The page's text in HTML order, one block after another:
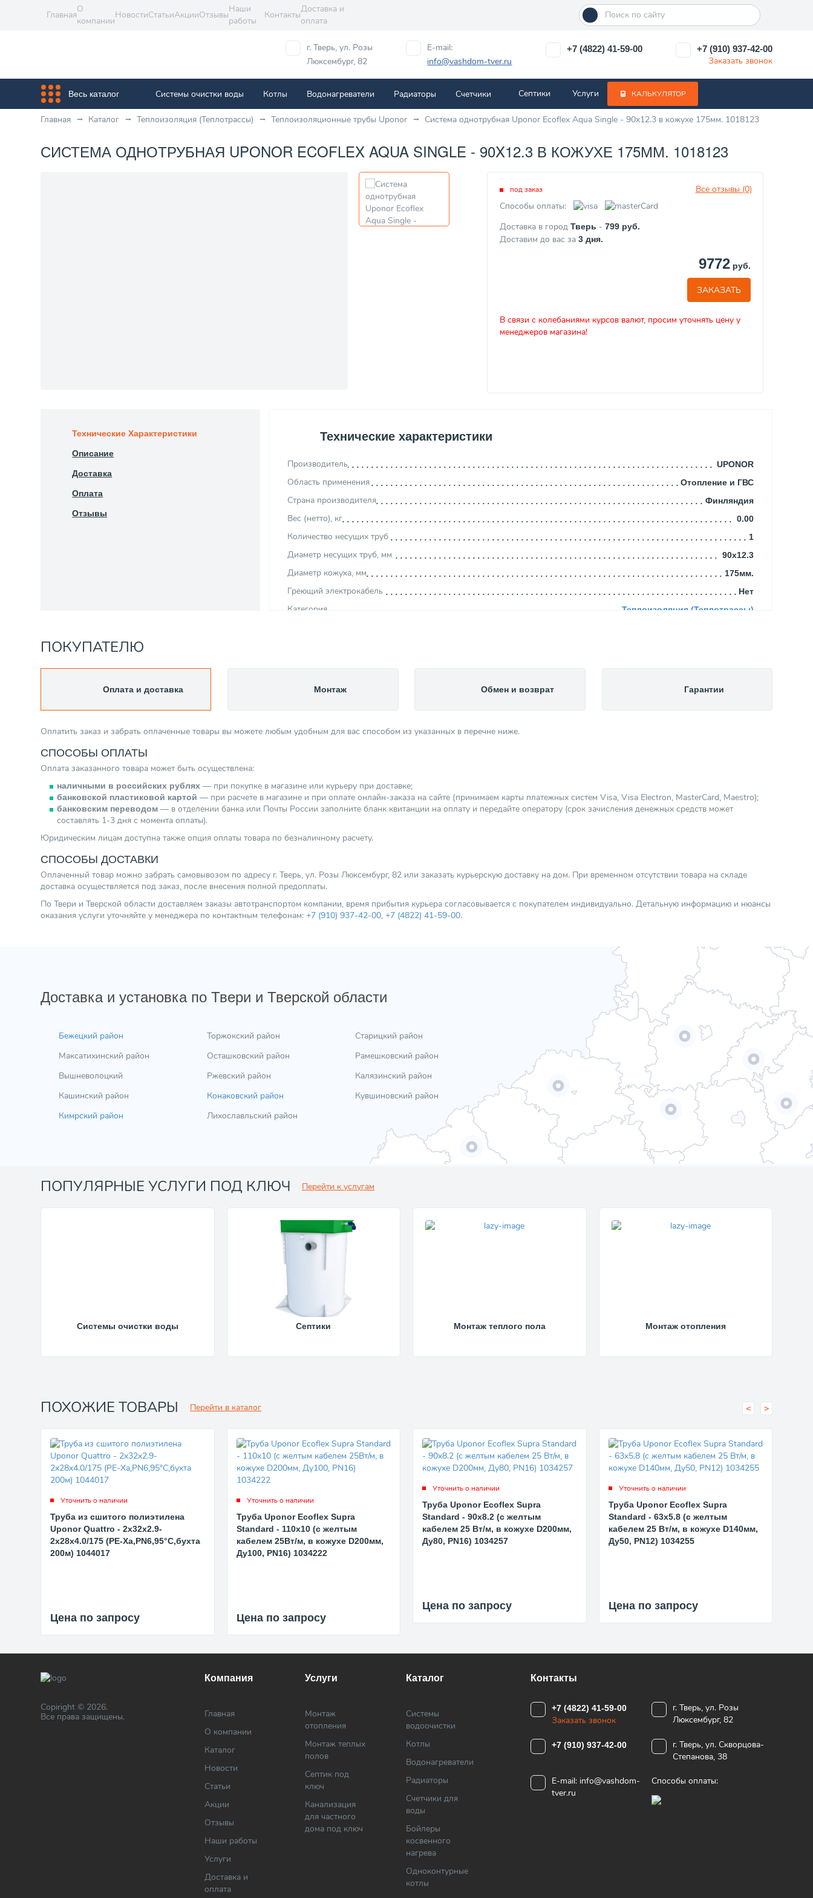
Главная
О
компании
НовостиСтатьиАкцииОтзывы
Наши
работы
Контакты
Доставка и
оплата
г. Тверь, ул. Розы
Люксембург, 82
E-mail:
info@vashdom-tver.ru
+7 (4822) 41-59-00 +7 (910) 937-42-00
Заказать звонок
Весь каталог Системы очистки воды Котлы Водонагреватели Радиаторы Cчетчики Септики Услуги КАЛЬКУЛЯТОР
Главная Каталог Теплоизоляция (Теплотрассы) Теплоизоляционные трубы Uponor Система однотрубная Uponor Ecoflex Aqua Single - 90x12.3 в кожухе 175мм. 1018123
СИСТЕМА ОДНОТРУБНАЯ UPONOR ECOFLEX AQUA SINGLE - 90X12.3 В КОЖУХЕ 175ММ. 1018123
Все отзывы (0)
под заказ
Способы оплаты:
Доставка в город Тверь - 799 руб.
Доставим до вас за 3 дня.
9772руб.
ЗАКАЗАТЬ
В связи с колебаниями курсов валют, просим уточнять цену у
менеджеров магазина!
Технические Характеристики Технические характеристики
Производитель UPONOR
Область применения Отопление и ГВС
Страна производителя Финляндия
Вес (нетто), кг 0.00
Количество несущих труб 1
Диаметр несущих труб, мм 90x12.3
Диаметр кожуха, мм 175мм.
Греющий электрокабель Нет
Категория Теплоизоляция (Теплотрассы)
Описание
Доставка
Оплата
Отзывы
ПОКУПАТЕЛЮ
Оплата и доставка
Оплатить заказ и забрать оплаченные товары вы можете любым удобным для вас способом из указанных в перечне ниже.
СПОСОБЫ ОПЛАТЫ
Оплата заказанного товара может быть осуществлена:
наличными в российских рублях — при покупке в магазине или курьеру при доставке;
банковской пластиковой картой — при расчете в магазине и при оплате онлайн-заказа на сайте (принимаем карты платежных систем Visa, Visa Electron, MasterCard, Maestro);
банковским переводом — в отделении банка или Почты России заполните бланк квитанции на оплату и передайте оператору (срок зачисления денежных средств может
составлять 1-3 дня с момента оплаты).
Юридическим лицам доступна также опция оплаты товара по безналичному расчету.
СПОСОБЫ ДОСТАВКИ
Оплаченный товар можно забрать самовывозом по адресу г. Тверь, ул. Розы Люксембург, 82 или заказать курьерскую доставку на дом. При временном отсутствии товара на складе
доставка осуществляется под заказ, после внесения полной предоплаты.
По Твери и Тверской области доставляем заказы автотранспортом компании, время прибытия курьера согласовывается с покупателем индивидуально. Детальную информацию и нюансы
оказания услуги уточняйте у менеджера по контактным телефонам: +7 (910) 937-42-00, +7 (4822) 41-59-00.
Монтаж Обмен и возврат Гарантии
Доставка и установка по Твери и Тверской области
Бежецкий район
Максатихинский район
Вышневолоцкий
Кашинский район
Кимрский район
Торжокский район
Осташковский район
Ржевский район
Конаковский район
Лихославльский район
Старицкий район
Рамешковский район
Калязинский район
Кувшиновский район
ПОПУЛЯРНЫЕ УСЛУГИ ПОД КЛЮЧ Перейти к услугам
Системы очистки воды Септики Монтаж теплого пола Монтаж отопления
ПОХОЖИЕ ТОВАРЫ Перейти в каталог
Уточнить о наличии
Труба из сшитого полиэтилена
Uponor Quattro - 2x32x2.9-
2x28x4.0/175 (PE-Xa,PN6,95°C,бухта
200м) 1044017
Цена по запросу
Уточнить о наличии
Труба Uponor Ecoflex Supra
Standard - 110x10 (с желтым
кабелем 25Вт/м, в кожухе D200мм,
Ду100, PN16) 1034222
Цена по запросу
Уточнить о наличии
Труба Uponor Ecoflex Supra
Standard - 90x8.2 (с желтым
кабелем 25 Вт/м, в кожухе D200мм,
Ду80, PN16) 1034257
Цена по запросу
Уточнить о наличии
Труба Uponor Ecoflex Supra
Standard - 63x5.8 (с желтым
кабелем 25 Вт/м, в кожухе D140мм,
Ду50, PN12) 1034255
Цена по запросу
< >
Copiright © 2026.
Все права защищены.
Компания
Главная
О компании
Каталог
Новости
Статьи
Акции
Отзывы
Наши работы
Услуги
Доставка и
оплата
Услуги
Монтаж
отопления
Монтаж теплых
полов
Септик под
ключ
Канализация
для частного
дома под ключ
Каталог
Системы
водоочистки
Котлы
Водонагреватели
Радиаторы
Cчетчики для
воды
Бойлеры
косвенного
нагрева
Одноконтурные
котлы
Контакты
+7 (4822) 41-59-00
Заказать звонок
г. Тверь, ул. Розы
Люксембург, 82
+7 (910) 937-42-00
г. Тверь, ул. Скворцова-
Степанова, 38
E-mail: info@vashdom-
tver.ru
Способы оплаты: